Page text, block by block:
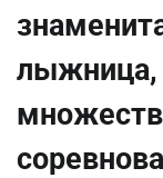
лыжница,